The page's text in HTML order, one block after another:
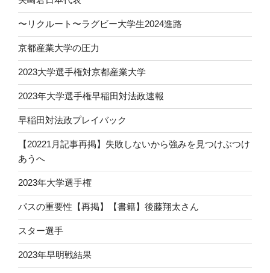
〜リクルート〜ラグビー大学生2024進路
京都産業大学の圧力
2023大学選手権対京都産業大学
2023年大学選手権早稲田対法政速報
早稲田対法政プレイバック
【20221月記事再掲】失敗しないから強みを見つけぶつけ
あうへ
2023年大学選手権
パスの重要性【再掲】【書籍】後藤翔太さん
スター選手
2023年早明戦結果